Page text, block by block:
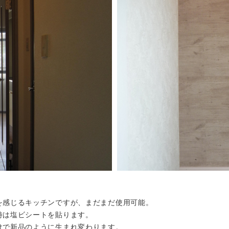
感じるキッチンですが、まだまだ使用可能。
塩ビシートを貼ります。
で新品のように生まれ変わります。